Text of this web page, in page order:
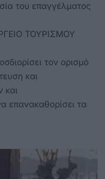
του επαγγέλματος
ΤΟΥΡΙΣΜΟΥ
τον ορισμό
και
και
επανακαθορίσει τα